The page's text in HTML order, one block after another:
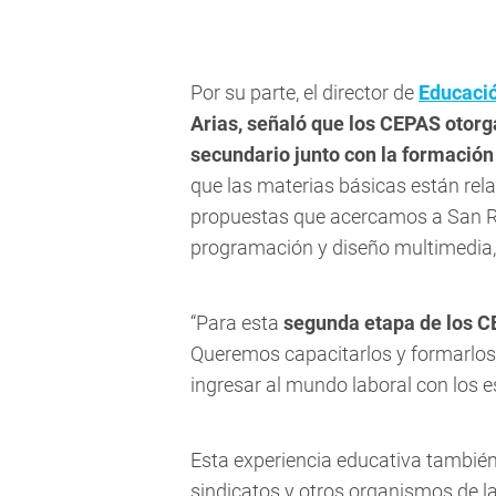
Por su parte, el director de
Arias, señaló que los CEPAS
secundario junto con la
que las materias básicas están
propuestas que acercamos a San
programación y diseño
“Para esta segunda etapa de los
Queremos capacitarlos y
ingresar al mundo laboral con los
Esta experiencia educativa
sindicatos y otros organismos de